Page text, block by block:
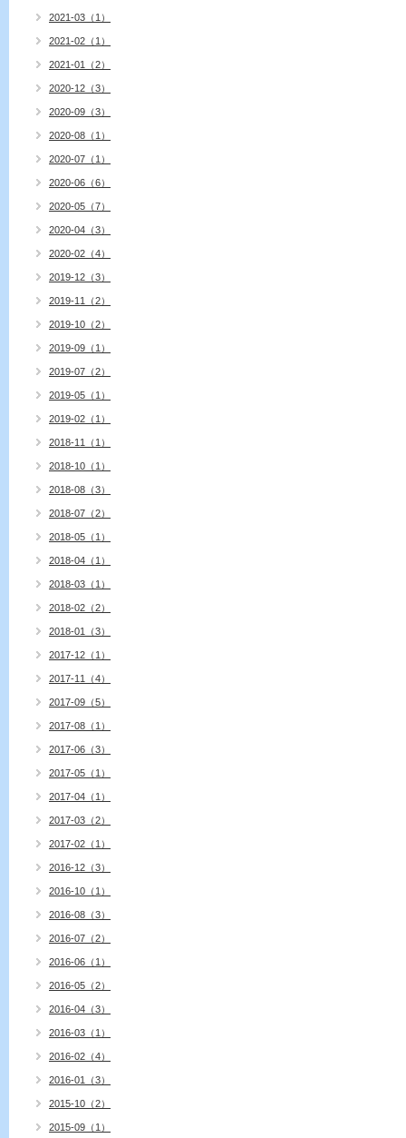
2021-03（1）
2021-02（1）
2021-01（2）
2020-12（3）
2020-09（3）
2020-08（1）
2020-07（1）
2020-06（6）
2020-05（7）
2020-04（3）
2020-02（4）
2019-12（3）
2019-11（2）
2019-10（2）
2019-09（1）
2019-07（2）
2019-05（1）
2019-02（1）
2018-11（1）
2018-10（1）
2018-08（3）
2018-07（2）
2018-05（1）
2018-04（1）
2018-03（1）
2018-02（2）
2018-01（3）
2017-12（1）
2017-11（4）
2017-09（5）
2017-08（1）
2017-06（3）
2017-05（1）
2017-04（1）
2017-03（2）
2017-02（1）
2016-12（3）
2016-10（1）
2016-08（3）
2016-07（2）
2016-06（1）
2016-05（2）
2016-04（3）
2016-03（1）
2016-02（4）
2016-01（3）
2015-10（2）
2015-09（1）